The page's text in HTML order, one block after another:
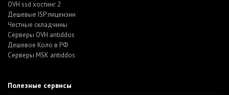
OVH ssd хостинг 2
Дешевые ISP лицензии
Честные складчины
Серверы OVH antiddos
Дешевое Коло в РФ
Серверы MSK antiddos
Полезные сервисы